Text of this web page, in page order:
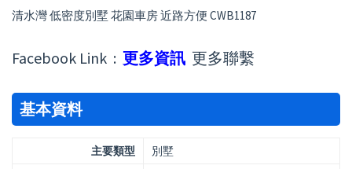
清水灣 低密度別墅 花園車房 近路方便 CWB1187
Facebook Link : 更多資訊 更多聯繫
基本資料
主要類型
別墅